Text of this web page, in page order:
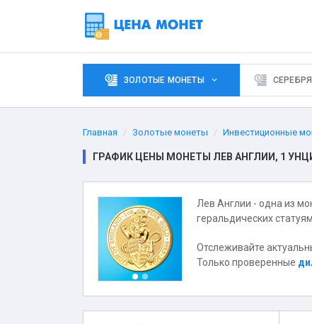
ЗОЛОТЫЕ МОНЕТЫ
Главная Золотые монеты Инвестиционные
ГРАФИК ЦЕНЫ МОНЕТЫ ЛЕВ АНГЛИИ, 1
Лев Англии - одна из
геральдических
Отслеживайте
Только проверенные